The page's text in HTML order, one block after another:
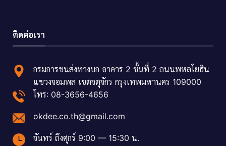
ติดต่อเรา
กรมการขนส่งทางบก อาคาร 2 ชั้นที่ 2 ถนนพหลโยธิน
แขวงจอมพล เขตจตุจักร กรุงเทพมหานคร 109000
โทร: 08-3656-4656
okdee.co.th@gmail.com
จันทร์ ถึงศุกร์ 9:00 — 15:30 น.